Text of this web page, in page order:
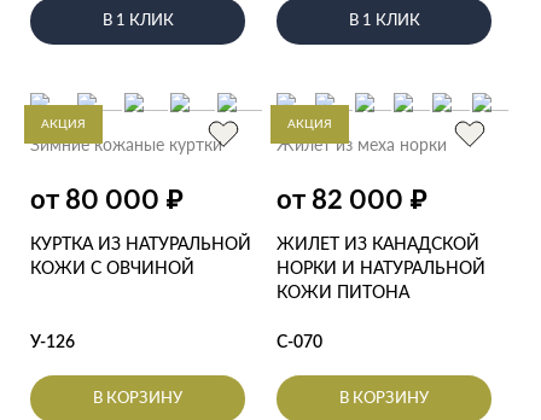
В 1 КЛИК В 1 КЛИК
АКЦИЯ
Зимние кожаные куртки
от 80 000 ₽
КУРТКА ИЗ НАТУРАЛЬНОЙ
КОЖИ С ОВЧИНОЙ
У-126
В КОРЗИНУ
АКЦИЯ
Жилет из меха норки
от 82 000 ₽
ЖИЛЕТ ИЗ КАНАДСКОЙ
НОРКИ И НАТУРАЛЬНОЙ
КОЖИ ПИТОНА
С-070
В КОРЗИНУ